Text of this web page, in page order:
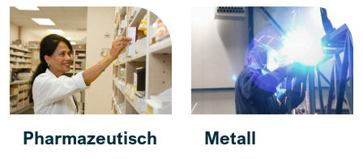
Pharmazeutisch Metall